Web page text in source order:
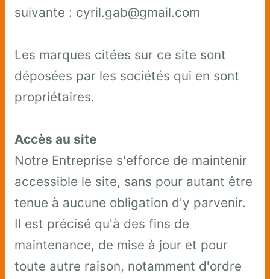
suivante : cyril.gab@gmail.com
Les marques citées sur ce site sont
déposées par les sociétés qui en sont
propriétaires.
Accès au site
Notre Entreprise s'efforce de maintenir
accessible le site, sans pour autant être
tenue à aucune obligation d'y parvenir.
Il est précisé qu'à des fins de
maintenance, de mise à jour et pour
toute autre raison, notamment d'ordre